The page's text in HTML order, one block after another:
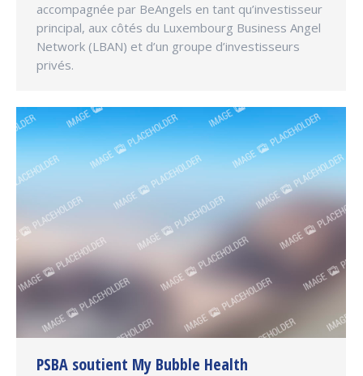
accompagnée par BeAngels en tant qu’investisseur
principal, aux côtés du Luxembourg Business Angel
Network (LBAN) et d’un groupe d’investisseurs
privés.
PSBA soutient My Bubble Health